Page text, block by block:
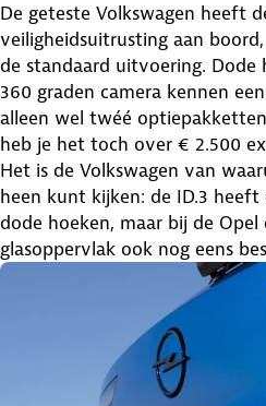
De geteste Volkswagen heeft
veiligheidsuitrusting aan
de standaard uitvoering. Dode
360 graden camera kennen
alleen wel twéé
heb je het toch over € 2.500
Het is de Volkswagen van
heen kunt kijken: de ID.3
dode hoeken, maar bij de
glasoppervlak ook nog eens